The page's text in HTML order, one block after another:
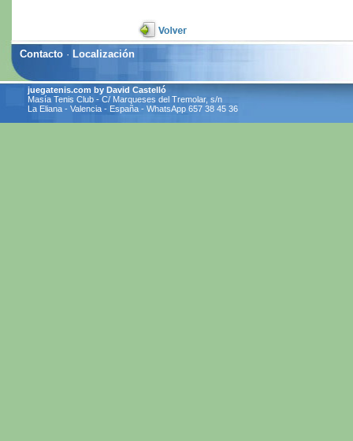
Contacto · Localización
juegatenis.com by David Castelló
Masía Tenis Club - C/ Marqueses del Tremolar, s/n
La Eliana - Valencia - España - WhatsApp 657 38 45 36